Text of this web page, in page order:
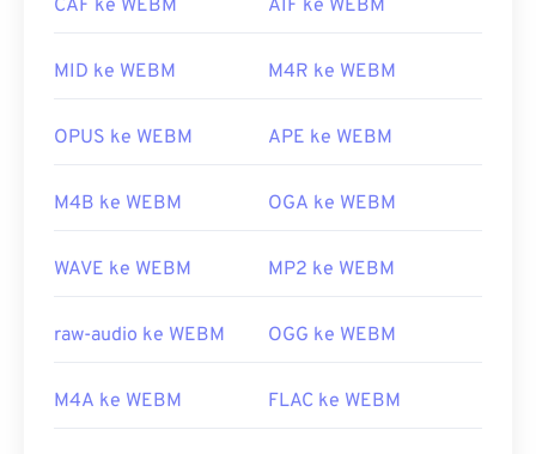
bawaan. Oleh karena itu, pasang codecsecara
mendukung berkas WEBM.
Tautan yang berguna:
https://tools.google.com/dlpage/webmmf/
CAF ke WEBM AIF ke WEBM
MID ke WEBM M4R ke WEBM
OPUS ke WEBM APE ke WEBM
M4B ke WEBM OGA ke WEBM
WAVE ke WEBM MP2 ke WEBM
raw-audio ke WEBM OGG ke WEBM
M4A ke WEBM FLAC ke WEBM